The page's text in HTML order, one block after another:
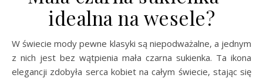
idealna na wesele?
W świecie mody pewne klasyki są niepodważalne, a jednym
z nich jest bez wątpienia mała czarna sukienka. Ta ikona
elegancji zdobyła serca kobiet na całym świecie, stając się